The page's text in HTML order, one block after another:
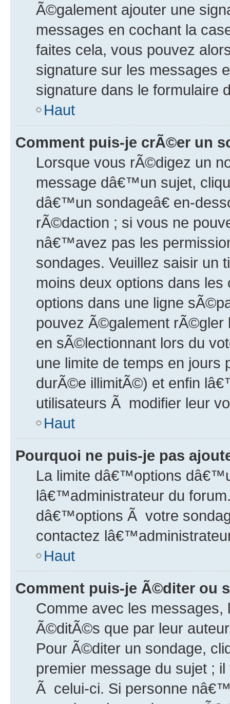
Ã©galement ajouter une
messages en cochant la
faites cela, vous pouvez
signature sur les messages
signature dans le formulaire
Haut
Comment puis-je crÃ©er un
Lorsque vous rÃ©digez un
message dâ€™un sujet,
dâ€™un sondageâ€ en-
rÃ©daction ; si vous ne
nâ€™avez pas les
sondages. Veuillez saisir un
moins deux options dans
options dans une ligne
pouvez Ã©galement
en sÃ©lectionnant lors du
une limite de temps en jours
durÃ©e illimitÃ©) et enfin
utilisateurs Ã modifier leur
Haut
Pourquoi ne puis-je pas
La limite dâ€™options
lâ€™administrateur du
dâ€™options Ã votre
contactez
Haut
Comment puis-je Ã©diter ou
Comme avec les messages,
Ã©ditÃ©s que par leur
Pour Ã©diter un sondage,
premier message du sujet ;
Ã celui-ci. Si personne